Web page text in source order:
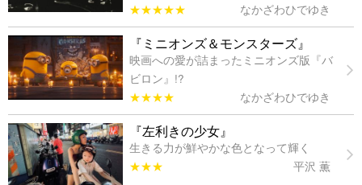
★★★★★
なかざわひでゆき
『ミニオンズ＆モンスターズ』
映画への愛が詰まったミニオンズ版『バ
ビロン』!?
★★★★
なかざわひでゆき
『左利きの少女』
生きる力が鮮やかな色となって輝く
★★★
平沢 薫